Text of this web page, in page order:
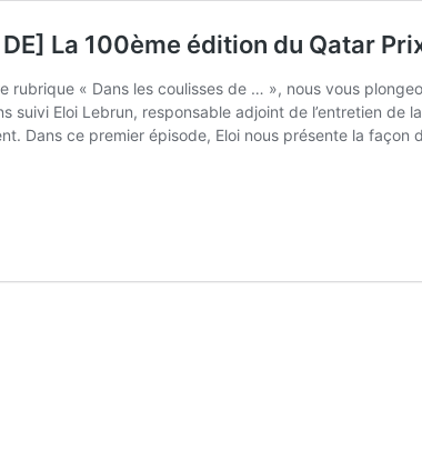
DE] La 100ème édition du Qatar
rubrique « Dans les coulisses de … », nous vous
suivi Eloi Lebrun, responsable adjoint de l’entretien
Dans ce premier épisode, Eloi nous présente la